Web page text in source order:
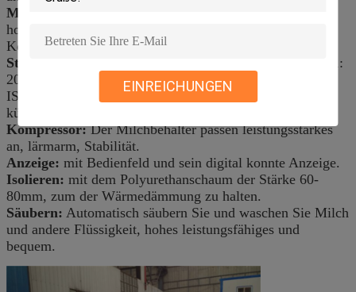
EINREICHUNGEN
Material:
hohen Temperatur und
Korrosionsbeständigkeit.
Standard:
Entwurf und Fertigung entsprechend ISO9001:
200,
ISO9001-2008 und GBT10942-2001 ISO 5708: 1983
kühlen Standard.
Kompressor:Der Milchbehälter passen leistungsstarkes
an, lärmarm, Stabilität.
Anzeige: mit Bedienfeld und sein digital konnte Anzeige.
Isolieren: mit dem Polyurethanschaum der Stärke 60-
80mm, zum der Wärmedämmung zu halten.
Säubern: Automatisch säubern Sie und waschen Sie Milch
und andere Flüssigkeit, hohes leistungsfähiges und
bequem.